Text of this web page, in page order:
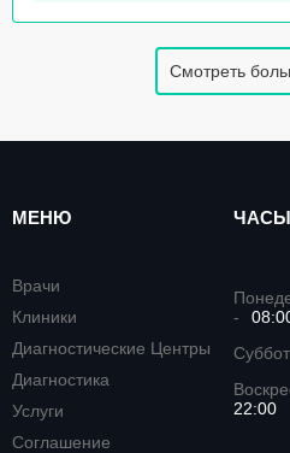
Смотреть
МЕНЮ
Врачи
Клиники
Диагностические Центры
Диагностика
Услуги
Соглашение
-
22:00